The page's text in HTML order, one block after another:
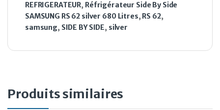
REFRIGERATEUR, Réfrigérateur Side By Side
SAMSUNG RS 62 silver 680 Litres, RS 62,
samsung, SIDE BY SIDE, silver
Produits similaires